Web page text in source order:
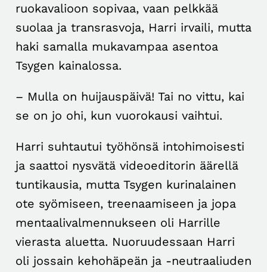
ruokavalioon sopivaa, vaan pelkkää
suolaa ja transrasvoja, Harri irvaili, mutta
haki samalla mukavampaa asentoa
Tsygen kainalossa.
– Mulla on huijauspäivä! Tai no vittu, kai
se on jo ohi, kun vuorokausi vaihtui.
Harri suhtautui työhönsä intohimoisesti
ja saattoi nysvätä videoeditorin äärellä
tuntikausia, mutta Tsygen kurinalainen
ote syömiseen, treenaamiseen ja jopa
mentaalivalmennukseen oli Harrille
vierasta aluetta. Nuoruudessaan Harri
oli jossain kehohäpeän ja -neutraaliuden